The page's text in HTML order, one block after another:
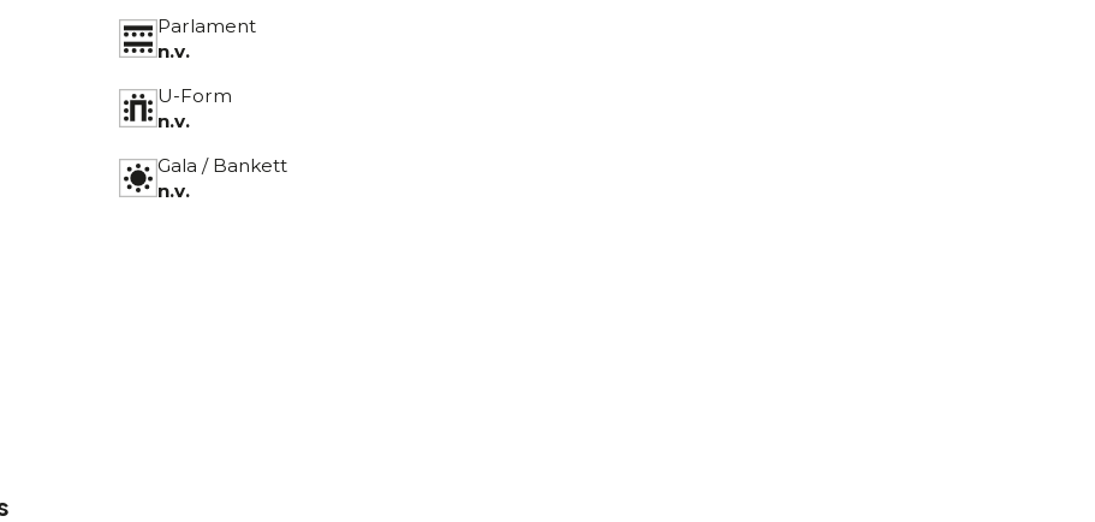
Parlament
n.v.
U-Form
n.v.
Gala / Bankett
n.v.